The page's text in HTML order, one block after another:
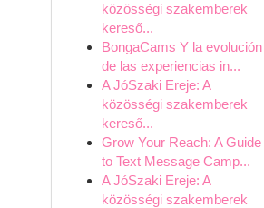
közösségi szakemberek
kereső...
BongaCams Y la evolución
de las experiencias in...
A JóSzaki Ereje: A
közösségi szakemberek
kereső...
Grow Your Reach: A Guide
to Text Message Camp...
A JóSzaki Ereje: A
közösségi szakemberek